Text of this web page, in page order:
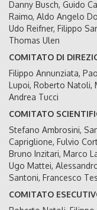
Danny Busch, Guido
Raimo, Aldo Angelo
Udo Reifner, Filippo
Thomas Ulen
COMITATO DI
Filippo Annunziata,
Lupoi, Roberto Natoli,
Andrea Tucci
COMITATO
Stefano Ambrosini,
Capriglione, Fulvio
Bruno Inzitari, Marco
Ugo Mattei,
Santoni, Francesco
COMITATO